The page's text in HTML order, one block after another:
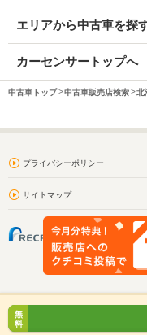
エリアから中古車を探
カーセンサートップへ
中古車トップ 中古車販売店検索 北
プライバシーポリシー
サイトマップ
無
料